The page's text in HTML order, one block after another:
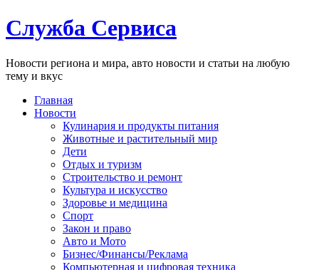
Служба Сервиса
Новости региона и мира, авто новости и статьи на любую
тему и вкус
Главная
Новости
Кулинария и продукты питания
Животные и растительный мир
Дети
Отдых и туризм
Строительство и ремонт
Культура и искусство
Здоровье и медицина
Спорт
Закон и право
Авто и Мото
Бизнес/Финансы/Реклама
Компьютерная и цифровая техника